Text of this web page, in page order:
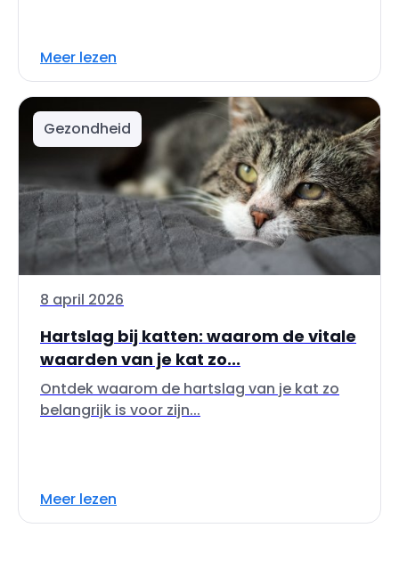
Meer lezen
Gezondheid
8 april 2026
Hartslag bij katten: waarom de vitale
waarden van je kat zo...
Ontdek waarom de hartslag van je kat zo
belangrijk is voor zijn...
Meer lezen